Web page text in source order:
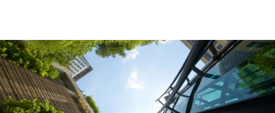
Jornada-RSC-club-marketing-logroño